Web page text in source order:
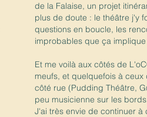
de la Falaise, un projet
plus de doute : le théâtre j'y
questions en boucle, les
improbables que ça implique
Et me voilà aux côtés de
meufs, et quelquefois à
côté rue (Pudding Théâtre,
peu musicienne sur les
J'ai très envie de continuer à